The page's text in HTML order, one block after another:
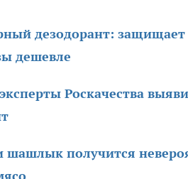
дезодорант:
дешевле
Роскачества
шашлык получится